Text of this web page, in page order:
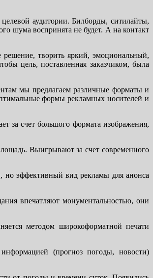
аудитории. Билборды, ситилайты,
шума воспринята не будет. А на контакт
творить яркий, эмоциональный,
цель, поставленная заказчиком, была
мы предлагаем различные форматы и
формы рекламных носителей и
за счет большого формата изображения,
Выигрывают за счет современного
но эффективный вид рекламы для анонса
впечатляют монументальностью, они
методом широкоформатной печати
(прогноз погоды, новости)